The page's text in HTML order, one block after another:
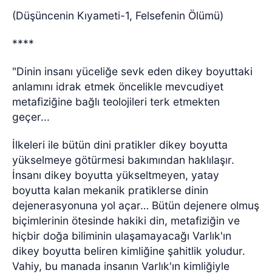
(Düşüncenin Kıyameti-1, Felsefenin Ölümü)
****
"Dinin insanı yüceliğe sevk eden dikey boyuttaki
anlamını idrak etmek öncelikle mevcudiyet
metafiziğine bağlı teolojileri terk etmekten
geçer...
İlkeleri ile bütün dini pratikler dikey boyutta
yükselmeye götürmesi bakımından haklılaşır.
İnsanı dikey boyutta yükseltmeyen, yatay
boyutta kalan mekanik pratiklerse dinin
dejenerasyonuna yol açar… Bütün dejenere olmuş
biçimlerinin ötesinde hakiki din, metafiziğin ve
hiçbir doğa biliminin ulaşamayacağı Varlık'ın
dikey boyutta beliren kimliğine şahitlik yoludur.
Vahiy, bu manada insanın Varlık'ın kimliğiyle